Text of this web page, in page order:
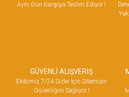
Aynı Gün Kargoya Teslim Ediyor !
GÜVENLİ ALIŞVERİŞ
Ekibimiz 7/24 Sizler İçin Sitemizin
Güvenliğini Sağlıyor !